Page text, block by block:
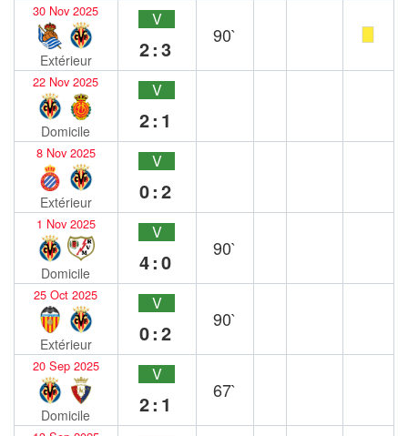
30 Nov 2025
Extérieur
V
2:3
90`
22 Nov 2025
Domicile
V
2:1
8 Nov 2025
Extérieur
V
0:2
1 Nov 2025
Domicile
V
4:0
90`
25 Oct 2025
Extérieur
V
0:2
90`
20 Sep 2025
Domicile
V
2:1
67`